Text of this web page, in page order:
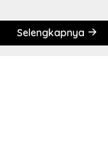
Selengkapnya